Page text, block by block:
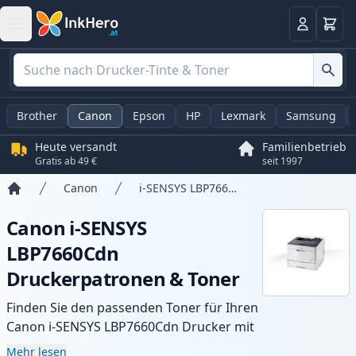
Anmelden
Brother Canon Epson HP Lexmark Samsung
Heute versandt
Gratis ab 49 €
Familienbetrieb
seit 1997
Canon i-SENSYS LBP7660Cdn
Canon i-SENSYS
LBP7660Cdn
Druckerpatronen & Toner
Finden Sie den passenden Toner für Ihren
Canon i-SENSYS LBP7660Cdn Drucker mit
unserer Auswahl an kompatiblen und XL-
Mehr lesen